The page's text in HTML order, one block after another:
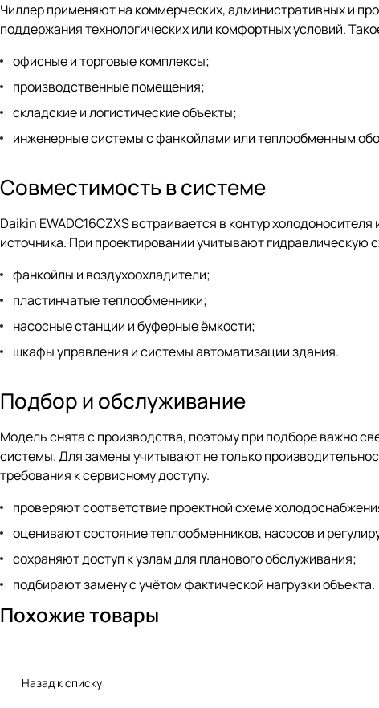
Чиллер применяют на коммерческих, административных и
поддержания технологических или комфортных условий.
офисные и торговые комплексы;
производственные помещения;
складские и логистические объекты;
инженерные системы с фанкойлами или теплообменным
Совместимость в системе
Daikin EWADC16CZXS встраивается в контур
источника. При проектировании учитывают гидравлическую
фанкойлы и воздухоохладители;
пластинчатые теплообменники;
насосные станции и буферные ёмкости;
шкафы управления и системы автоматизации здания.
Подбор и обслуживание
Модель снята с производства, поэтому при подборе важно
системы. Для замены учитывают не только
требования к сервисному доступу.
проверяют соответствие проектной схеме
оценивают состояние теплообменников, насосов и
сохраняют доступ к узлам для планового обслуживания;
подбирают замену с учётом фактической нагрузки объекта.
Похожие товары
Назад к списку